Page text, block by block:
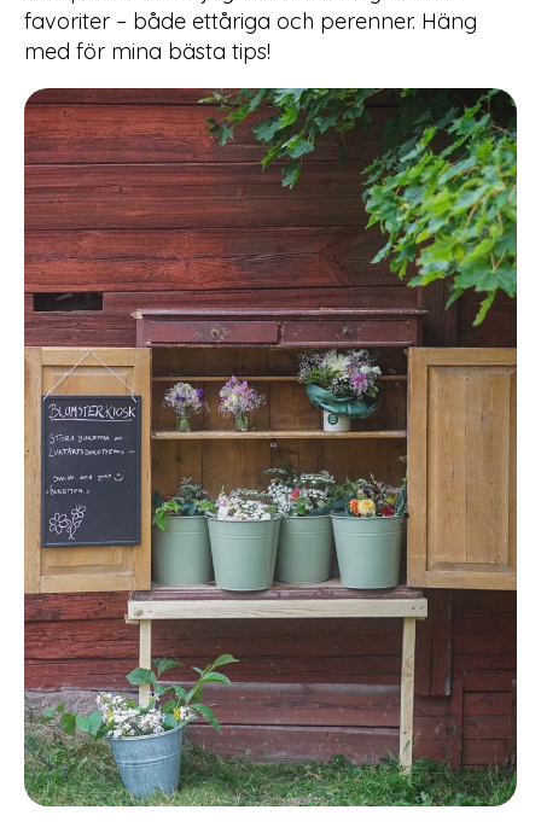
favoriter – både ettåriga och perenner. Häng
med för mina bästa tips!